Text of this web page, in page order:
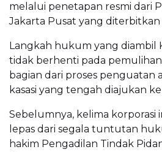
melalui penetapan resmi dari
Jakarta Pusat yang diterbitkan
Langkah hukum yang diambil
tidak berhenti pada
bagian dari proses penguatan
kasasi yang tengah diajukan
Sebelumnya, kelima korporasi
lepas dari segala tuntutan
hakim Pengadilan Tindak